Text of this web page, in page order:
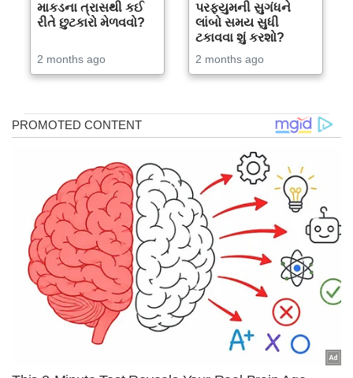
માકડના ત્રાસથી કઈ
રીતે છુટકારો મેળવવો?
2 months ago
પરફ્યુમની સુગંધને
લાંબો સમય સુધી
ટકાવવા શું કરશો?
2 months ago